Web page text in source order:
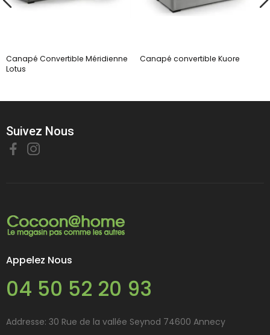
Canapé Convertible Méridienne
Lotus
Canapé convertible Kuore
Suivez Nous
Appelez Nous
04 50 52 20 93
Addresse: 30 Rue de la vallée Seynod 74600 Annecy